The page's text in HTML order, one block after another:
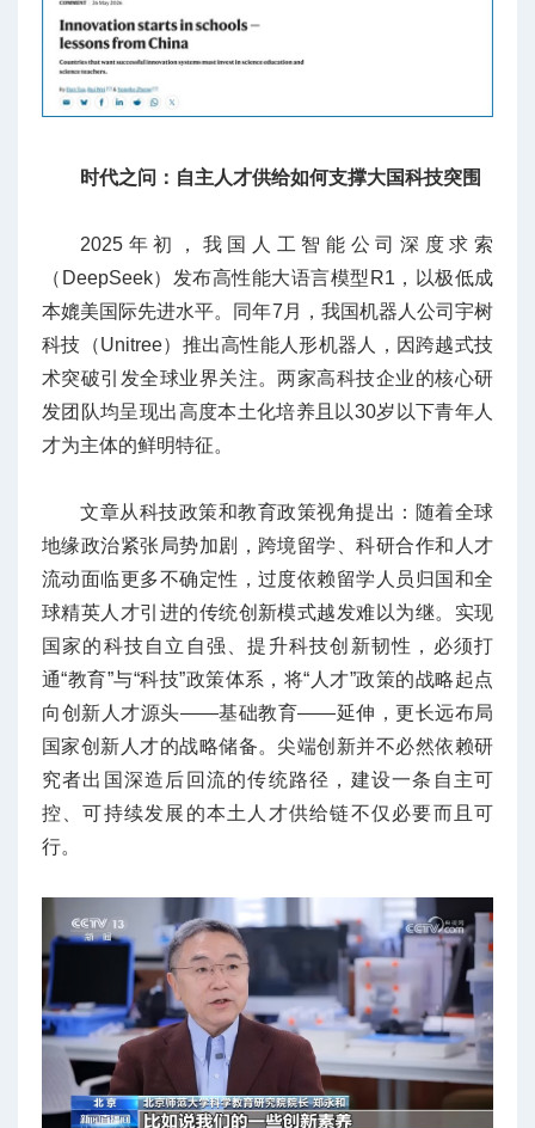
时代之问：自主人才供给如何支撑大国科技突围
2025年初，我国人工智能公司深度求索
（DeepSeek）发布高性能大语言模型R1，以极低成
本媲美国际先进水平。同年7月，我国机器人公司宇树
科技（Unitree）推出高性能人形机器人，因跨越式技
术突破引发全球业界关注。两家高科技企业的核心研
发团队均呈现出高度本土化培养且以30岁以下青年人
才为主体的鲜明特征。
文章从科技政策和教育政策视角提出：随着全球
地缘政治紧张局势加剧，跨境留学、科研合作和人才
流动面临更多不确定性，过度依赖留学人员归国和全
球精英人才引进的传统创新模式越发难以为继。实现
国家的科技自立自强、提升科技创新韧性，必须打
通“教育”与“科技”政策体系，将“人才”政策的战略起点
向创新人才源头——基础教育——延伸，更长远布局
国家创新人才的战略储备。尖端创新并不必然依赖研
究者出国深造后回流的传统路径，建设一条自主可
控、可持续发展的本土人才供给链不仅必要而且可
行。